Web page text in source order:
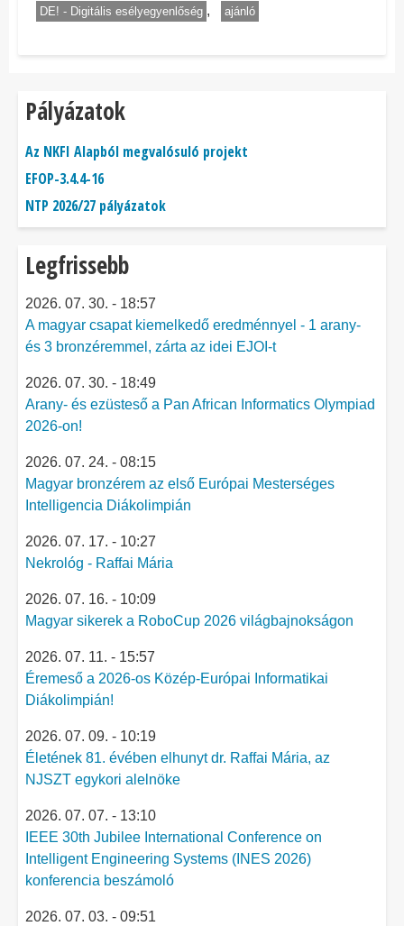
DE! - Digitális esélyegyenlőség ajánló
Pályázatok
Az NKFI Alapból megvalósuló projekt
EFOP-3.4.4-16
NTP 2026/27 pályázatok
Legfrissebb
2026. 07. 30. - 18:57
A magyar csapat kiemelkedő eredménnyel - 1 arany-
és 3 bronzéremmel, zárta az idei EJOI-t
2026. 07. 30. - 18:49
Arany- és ezüsteső a Pan African Informatics Olympiad
2026-on!
2026. 07. 24. - 08:15
Magyar bronzérem az első Európai Mesterséges
Intelligencia Diákolimpián
2026. 07. 17. - 10:27
Nekrológ - Raffai Mária
2026. 07. 16. - 10:09
Magyar sikerek a RoboCup 2026 világbajnokságon
2026. 07. 11. - 15:57
Éremeső a 2026-os Közép-Európai Informatikai
Diákolimpián!
2026. 07. 09. - 10:19
Életének 81. évében elhunyt dr. Raffai Mária, az
NJSZT egykori alelnöke
2026. 07. 07. - 13:10
IEEE 30th Jubilee International Conference on
Intelligent Engineering Systems (INES 2026)
konferencia beszámoló
2026. 07. 03. - 09:51